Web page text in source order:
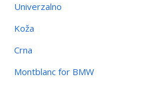
Univerzalno
Koža
Crna
Montblanc for BMW